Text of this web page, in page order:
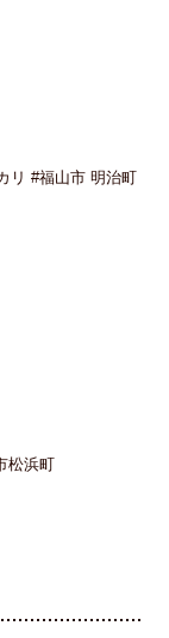
リ #福山市 明治町
松浜町